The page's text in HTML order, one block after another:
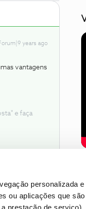
personalizada e
ou aplicações que
years ago
vantagens
e faça